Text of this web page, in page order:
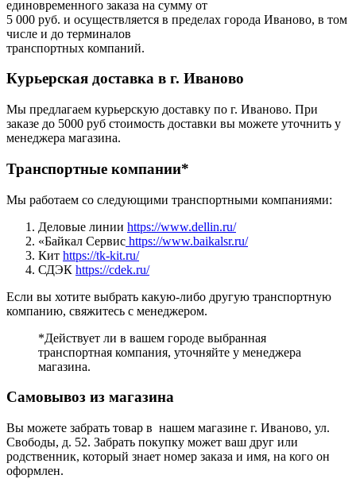
единовременного заказа на сумму от
5 000 руб. и осуществляется в пределах города Иваново, в том
числе и до терминалов
транспортных компаний.
Курьерская доставка в г. Иваново
Мы предлагаем курьерскую доставку по г. Иваново. При
заказе до 5000 руб стоимость доставки вы можете уточнить у
менеджера магазина.
Транспортные компании*
Мы работаем со следующими транспортными компаниями:
Деловые линии https://www.dellin.ru/
«Байкал Сервис https://www.baikalsr.ru/
Кит https://tk-kit.ru/
СДЭК https://cdek.ru/
Если вы хотите выбрать какую-либо другую транспортную
компанию, свяжитесь с менеджером.
*Действует ли в вашем городе выбранная
транспортная компания, уточняйте у менеджера
магазина.
Самовывоз из магазина
Вы можете забрать товар в нашем магазине г. Иваново, ул.
Свободы, д. 52. Забрать покупку может ваш друг или
родственник, который знает номер заказа и имя, на кого он
оформлен.